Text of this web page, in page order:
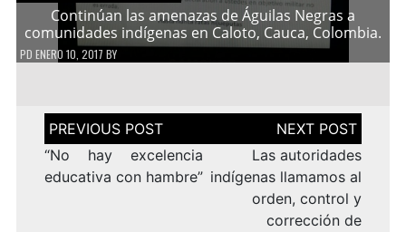
Continúan las amenazas de Águilas Negras a
comunidades indígenas en Caloto, Cauca, Colombia.
PD ENERO 10, 2017 BY
Navegación
de
entradas
“No hay excelencia
educativa con hambre”
Las autoridades
indígenas llamamos al
orden, control y
corrección de